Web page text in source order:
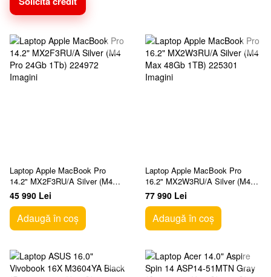
Laptop Apple MacBook Pro
14.2" MX2F3RU/A Silver (M4
Pro 24Gb 1Tb)
45 990 Lei
Adaugă în coș
Laptop Apple MacBook Pro
16.2" MX2W3RU/A Silver (M4
Max 48Gb 1TB)
77 990 Lei
Adaugă în coș